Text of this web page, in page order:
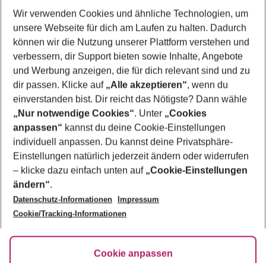
2 Erwachsene Keine Kinder
Mehr Filter anzeigen
Footer
Footer navigation
Über uns
AGB
Bestpreisgarantie
Cookie-Einstellungen ändern
Cookie-Richtlinie
Agenturbetreuung
Barrierefreies Reisen
FAQ
HanseMerkur Reiseversicherung
Folge uns
Wir verwenden Cookies und ähnliche Technologien, um
unsere Webseite für dich am Laufen zu halten. Dadurch
können wir die Nutzung unserer Plattform verstehen und
verbessern, dir Support bieten sowie Inhalte, Angebote
und Werbung anzeigen, die für dich relevant sind und zu
dir passen. Klicke auf „Alle akzeptieren“, wenn du
einverstanden bist. Dir reicht das Nötigste? Dann wähle
„Nur notwendige Cookies“. Unter „Cookies
anpassen“ kannst du deine Cookie-Einstellungen
individuell anpassen. Du kannst deine Privatsphäre-
Einstellungen natürlich jederzeit ändern oder widerrufen
– klicke dazu einfach unten auf „Cookie-Einstellungen
ändern“.
Datenschutz-Informationen
Impressum
Cookie/Tracking-Informationen
Cookie anpassen